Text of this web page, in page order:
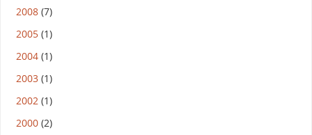
2008(7)
2005(1)
2004(1)
2003(1)
2002(1)
2000(2)